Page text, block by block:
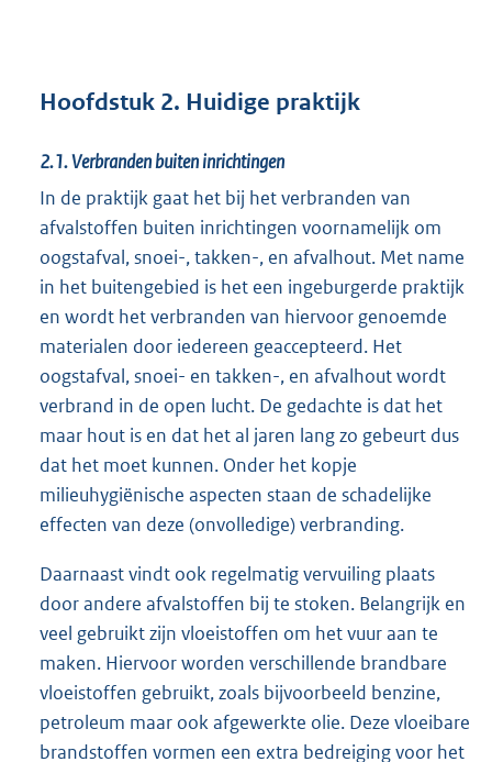
Hoofdstuk 2. Huidige praktijk
2.1.Verbranden buiten inrichtingen
In de praktijk gaat het bij het verbranden van
afvalstoffen buiten inrichtingen voornamelijk om
oogstafval, snoei-, takken-, en afvalhout. Met name
in het buitengebied is het een ingeburgerde praktijk
en wordt het verbranden van hiervoor genoemde
materialen door iedereen geaccepteerd. Het
oogstafval, snoei- en takken-, en afvalhout wordt
verbrand in de open lucht. De gedachte is dat het
maar hout is en dat het al jaren lang zo gebeurt dus
dat het moet kunnen. Onder het kopje
milieuhygiënische aspecten staan de schadelijke
effecten van deze (onvolledige) verbranding.
Daarnaast vindt ook regelmatig vervuiling plaats
door andere afvalstoffen bij te stoken. Belangrijk en
veel gebruikt zijn vloeistoffen om het vuur aan te
maken. Hiervoor worden verschillende brandbare
vloeistoffen gebruikt, zoals bijvoorbeeld benzine,
petroleum maar ook afgewerkte olie. Deze vloeibare
brandstoffen vormen een extra bedreiging voor het